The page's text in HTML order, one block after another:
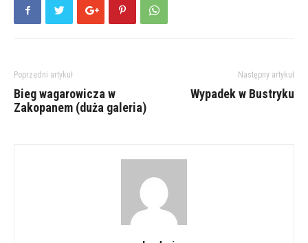
Poprzedni artykuł
Bieg wagarowicza w
Zakopanem (duża galeria)
Następny artykuł
Wypadek w Bustryku